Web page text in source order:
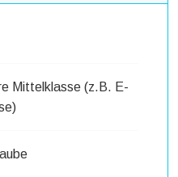
Mittelklasse (z.B. E-